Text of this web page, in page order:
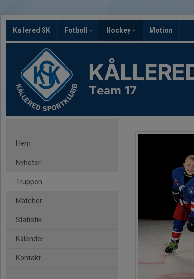
Kållered SK Fotboll Hockey Motion
Team 17
Hem
Nyheter
Truppen
Matcher
Statistik
Kalender
Kontakt